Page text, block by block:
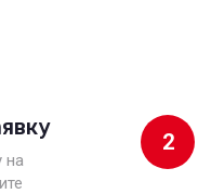
на
2